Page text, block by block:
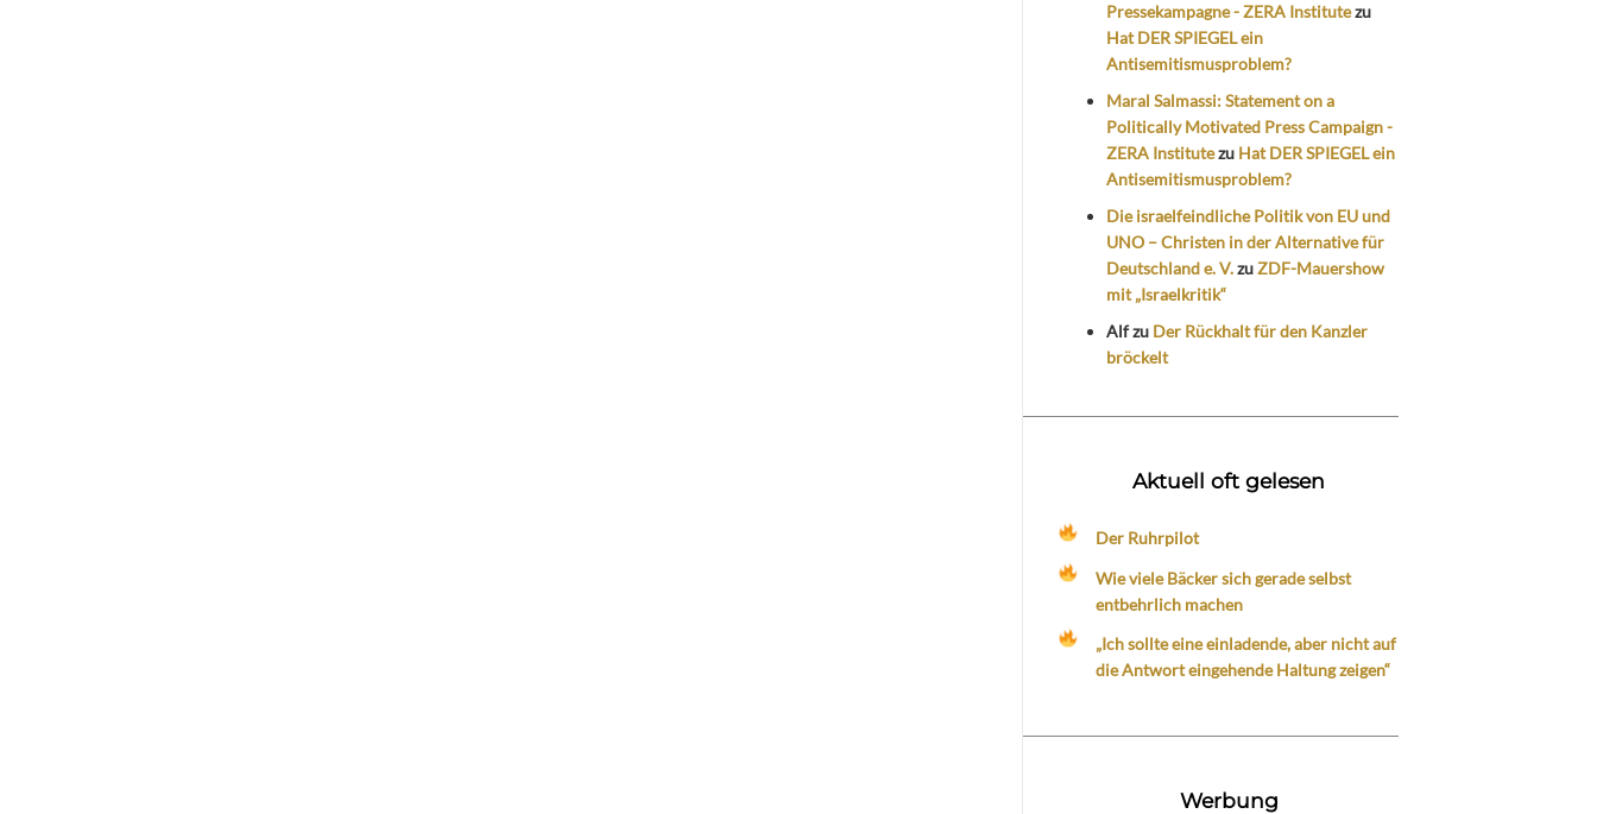
Pressekampagne - ZERA Institutezu
Hat DER SPIEGEL ein
Antisemitismusproblem?
Maral Salmassi: Statement on a
Politically Motivated Press Campaign -
ZERA Institutezu Hat DER SPIEGEL ein
Antisemitismusproblem?
Die israelfeindliche Politik von EU und
UNO – Christen in der Alternative für
Deutschland e. V.zuZDF-Mauershow
mit „Israelkritik“
Alfzu Der Rückhalt für den Kanzler
bröckelt
Aktuell oft gelesen
Der Ruhrpilot
Wie viele Bäcker sich gerade selbst
entbehrlich machen
„Ich sollte eine einladende, aber nicht auf
die Antwort eingehende Haltung zeigen“
Werbung